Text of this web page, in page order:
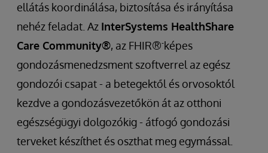
ellátás koordinálása, biztosítása és irányítása
nehéz feladat. Az InterSystems HealthShare
Care Community®, az FHIR®-képes
gondozásmenedzsment szoftverrel az egész
gondozói csapat - a betegektől és orvosoktól
kezdve a gondozásvezetőkön át az otthoni
egészségügyi dolgozókig - átfogó gondozási
terveket készíthet és oszthat meg egymással.